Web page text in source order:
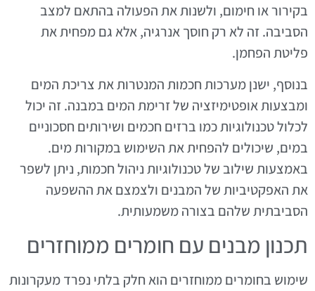
בקירור או חימום, ולשנות את הפעולה בהתאם למצב
הסביבה. זה לא רק חוסך אנרגיה, אלא גם מפחית את
פליטת הפחמן.
בנוסף, ישנן מערכות חכמות המנטרות את צריכת המים
ומבצעות אופטימיזציה של זרימת המים במבנה. זה יכול
לכלול טכנולוגיות כמו ברזים חכמים ושירותים חסכוניים
במים, שיכולים להפחית את השימוש במקורות מים.
באמצעות שילוב של טכנולוגיות ניהול חכמות, ניתן לשפר
את האפקטיביות של המבנים ולצמצם את ההשפעה
הסביבתית שלהם בצורה משמעותית.
תכנון מבנים עם חומרים ממוחזרים
שימוש בחומרים ממוחזרים הוא חלק בלתי נפרד מעקרונות